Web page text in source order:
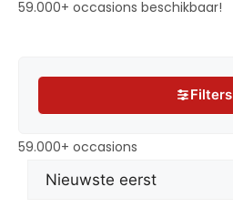
59.000+ occasions beschikbaar!
Filters
59.000+ occasions
Merk
59.000+ occasions